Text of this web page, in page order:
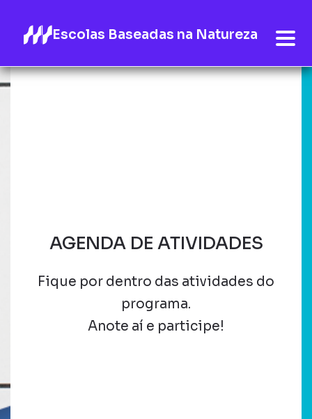
Escolas Baseadas na Natureza
AGENDA DE ATIVIDADES
Fique por dentro das atividades do
programa.
Anote aí e participe!